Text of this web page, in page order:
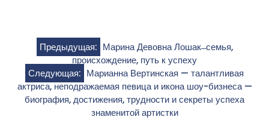
Навигация
по
записям
Предыдущая: Марина Девовна Лошак ̶ семья,
происхождение, путь к успеху
Следующая: Марианна Вертинская — талантливая
актриса, неподражаемая певица и икона шоу-бизнеса —
биография, достижения, трудности и секреты успеха
знаменитой артистки